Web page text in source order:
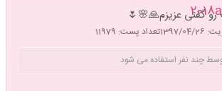
04/26 تعداد پست: 11979
گفتی عزیزم🙏🌸🌷
چند نفر استفاده می شود